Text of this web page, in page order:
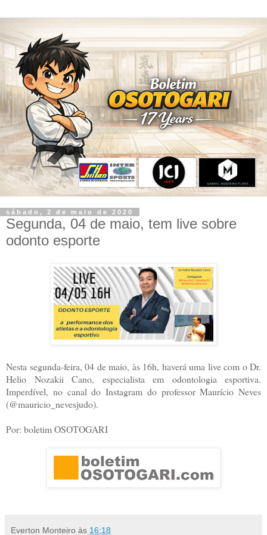
sábado, 2 de maio de 2020
Segunda, 04 de maio, tem live sobre
odonto esporte
Nesta segunda-feira, 04 de maio, às 16h, haverá uma live com o Dr.
Helio Nozakii Cano, especialista em odontologia esportiva.
Imperdível, no canal do Instagram do professor Maurício Neves
(@mauricio_nevesjudo).
Por: boletim OSOTOGARI
Everton Monteiro às 16:18